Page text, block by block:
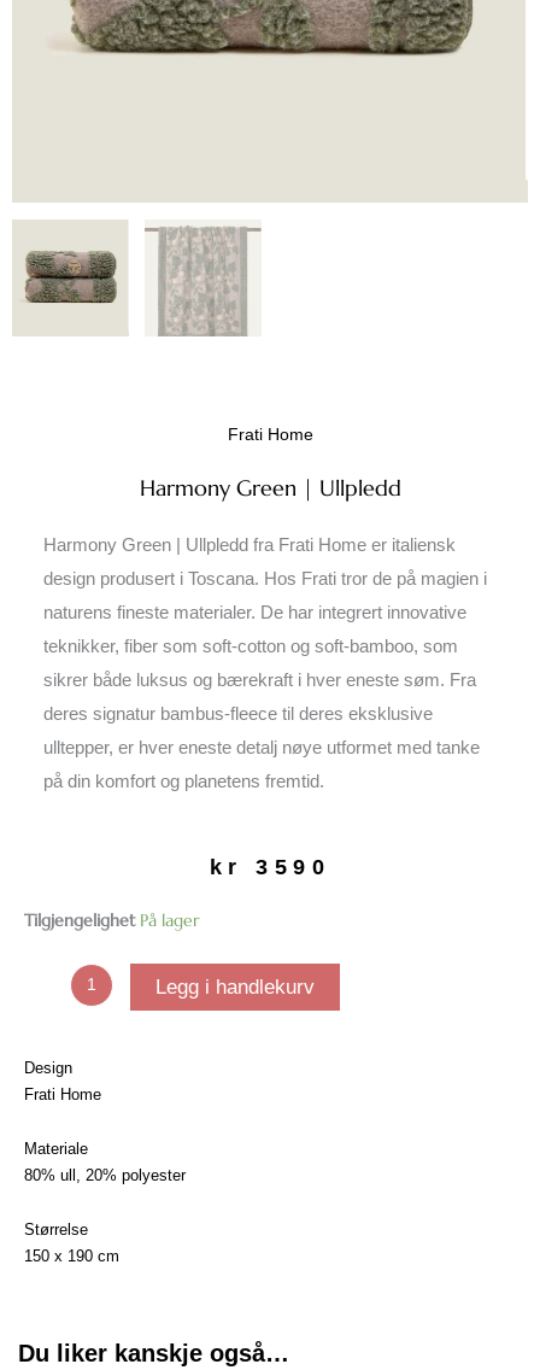
Frati Home
Harmony Green | Ullpledd
Harmony Green | Ullpledd fra Frati Home er italiensk
design produsert i Toscana. Hos Frati tror de på magien i
naturens fineste materialer. De har integrert innovative
teknikker, fiber som soft-cotton og soft-bamboo, som
sikrer både luksus og bærekraft i hver eneste søm. Fra
deres signatur bambus-fleece til deres eksklusive
ulltepper, er hver eneste detalj nøye utformet med tanke
på din komfort og planetens fremtid.
kr 3590
Tilgjengelighet På lager
Harmony
Ullpledd
Legg i handlekurv
Design
Frati Home
Materiale
80% ull, 20% polyester
Størrelse
150 x 190 cm
Du liker kanskje også…